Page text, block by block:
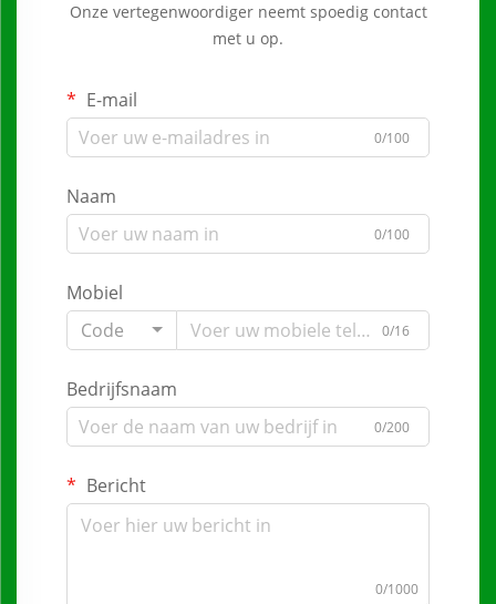
Onze vertegenwoordiger neemt spoedig contact
met u op.
E-mail
0/100
Naam
0/100
Mobiel
Code
0/16
Bedrijfsnaam
0/200
Bericht
0/1000